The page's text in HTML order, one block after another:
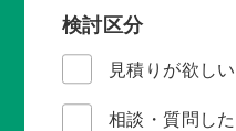
プライバシーポリシ
サイトマップ
検討区分
見積りが欲しい
相談・質問し